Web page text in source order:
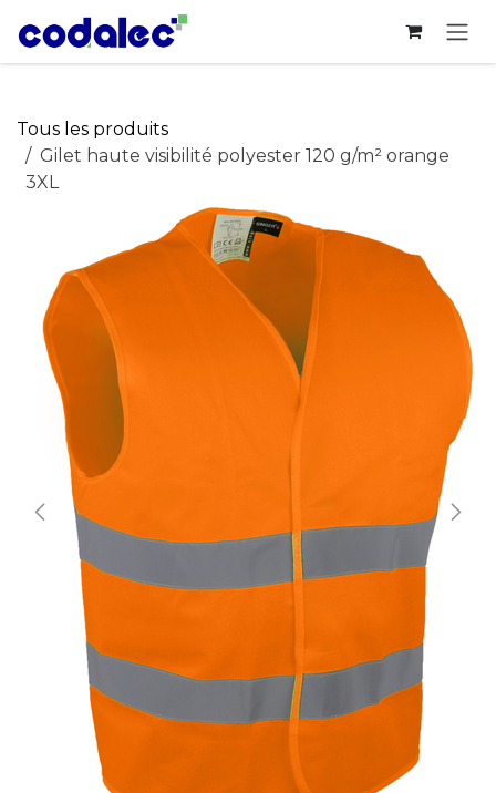
Se rendre au contenu
Tous les produits
Gilet haute visibilité polyester 120 g/m² orange
3XL